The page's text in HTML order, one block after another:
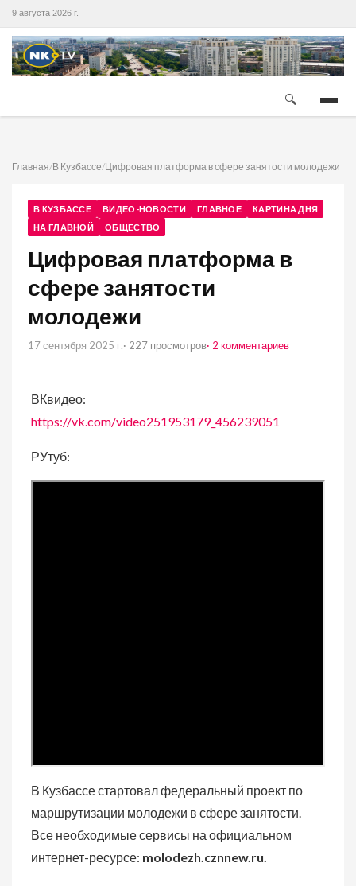
9 августа 2026 г.
🔍
Главная/В Кузбассе/Цифровая платформа в сфере занятости молодежи
В КУЗБАССЕ ВИДЕО-НОВОСТИ ГЛАВНОЕ
КАРТИНА ДНЯ
НА ГЛАВНОЙ
ОБЩЕСТВО
Цифровая платформа в
сфере занятости
молодежи
17 сентября 2025 г.· 227 просмотров· 2 комментариев
ВКвидео:
https://vk.com/video251953179_456239051
РУтуб:
В Кузбассе стартовал федеральный проект по
маршрутизации молодежи в сфере занятости.
Все необходимые сервисы на официальном
интернет-ресурсе: molodezh.cznnew.ru.